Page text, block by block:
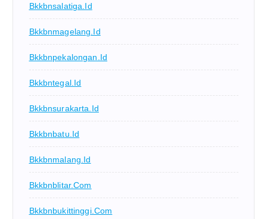
Bkkbnsalatiga.id
Bkkbnmagelang.id
Bkkbnpekalongan.id
Bkkbntegal.id
Bkkbnsurakarta.id
Bkkbnbatu.id
Bkkbnmalang.id
Bkkbnblitar.com
Bkkbnbukittinggi.com